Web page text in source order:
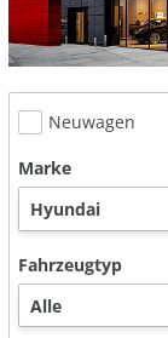
Neuwagen
Marke
Fahrzeugtyp